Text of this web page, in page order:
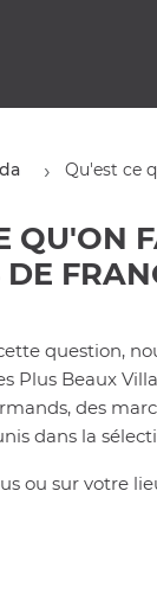
Qu'est ce
QU'ON
question,
Plus Beaux
des
dans la
ou sur votre